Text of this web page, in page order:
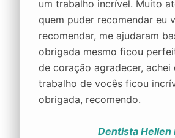
um trabalho incrível. Muito
quem puder recomendar eu
recomendar, me ajudaram
obrigada mesmo ficou
de coração agradecer, achei
trabalho de vocês ficou
obrigada, recomendo.
Dentista Hellen